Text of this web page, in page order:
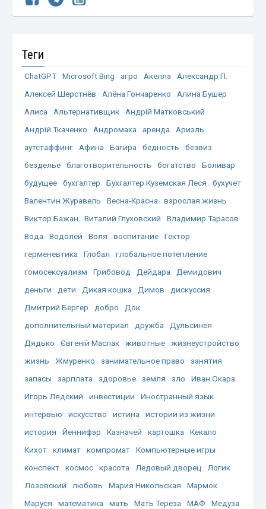
Теги
ChatGPT Microsoft Bing агро Акелла
Александр П.
Алексей Шерстнёв
Алёна Гончаренко
Алина Бушер
Алиса
Альтернативщик
Андрій Матковський
Андрій Ткаченко
Андромаха аренда
Ариэль
аутстаффинг
Афина Багира бедность
безвиз
безделье
благотворительность богатство
Боливар
будущее
бухгалтер Бухгалтер Куземская Леся
бухучет
Валентин Журавель
Весна-Красна
взрослая жизнь
Виктор Бажан
Виталий Глуховский
Владимир Тарасов
Вода
Водолей Воля воспитание
Гектор
герменевтика
Глобал
глобальное потепление
гомосексуализм
Грибовод Дейдара
Демидович
деньги
дети Дикая кошка Димов
дискуссия
Дмитрий Бергер
добро
Док
дополнительный материал
дружба
Дульсинея
Дядько
Євгеній Маслак животные
жизнеустройство
жизнь
Жмуренко занимательное право
занятия
запасы
зарплата здоровье земля зло
Иван Окара
Игорь Лядский
инвестиции
Иностранный язык
интервью
искусство истина
истории из жизни
история
Йеннифэр Казначей картошка
Кекало
Кихот
климат компромат
Компьютерные игры
конспект
космос красота Ледовый дворец
Логик
Лозовский
любовь Мария Никольская
Мармок
Маруся
математика мать Мать Тереза МАФ
Медуза